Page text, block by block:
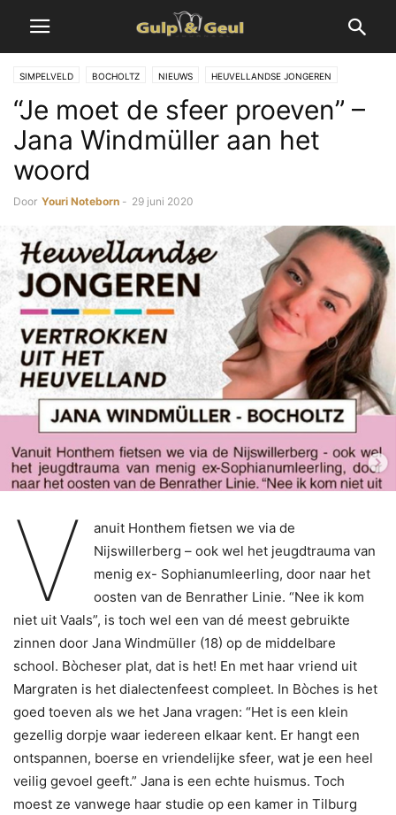
SIMPELVELD BOCHOLTZ NIEUWS HEUVELLANDSE JONGEREN
“Je moet de sfeer proeven” –
Jana Windmüller aan het
woord
Door Youri Noteborn - 29 juni 2020
V
anuit Honthem fietsen we via de
Nijswillerberg – ook wel het jeugdtrauma van
menig ex- Sophianumleerling, door naar het
oosten van de Benrather Linie. “Nee ik kom
niet uit Vaals”, is toch wel een van dé meest gebruikte
zinnen door Jana Windmüller (18) op de middelbare
school. Bòcheser plat, dat is het! En met haar vriend uit
Margraten is het dialectenfeest compleet. In Bòches is het
goed toeven als we het Jana vragen: “Het is een klein
gezellig dorpje waar iedereen elkaar kent. Er hangt een
ontspannen, boerse en vriendelijke sfeer, wat je een heel
veilig gevoel geeft.” Jana is een echte huismus. Toch
moest ze vanwege haar studie op een kamer in Tilburg